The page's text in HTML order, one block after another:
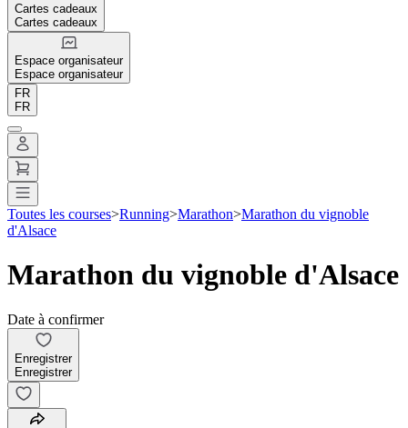
Cartes cadeaux
Cartes cadeaux
Espace organisateur
Espace organisateur
FR
FR
Toutes les courses>Running>Marathon>Marathon du vignoble
d'Alsace
Marathon du vignoble d'Alsace
Date à confirmer
Enregistrer
Enregistrer